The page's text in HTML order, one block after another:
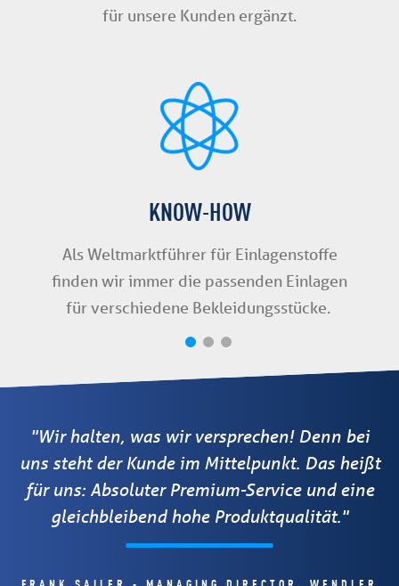
für unsere Kunden ergänzt.
KNOW-HOW
Als Weltmarktführer für Einlagenstoffe
finden wir immer die passenden Einlagen
für verschiedene Bekleidungsstücke.
"Wir halten, was wir versprechen! Denn bei
uns steht der Kunde im Mittelpunkt. Das heißt
für uns: Absoluter Premium-Service und eine
gleichbleibend hohe Produktqualität."